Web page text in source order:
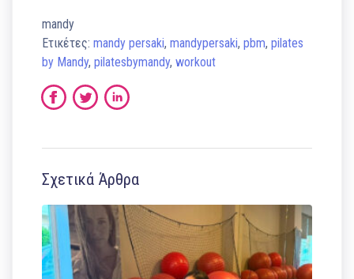
mandy
Ετικέτες:mandy persaki,mandypersaki,pbm,pilates
by Mandy,pilatesbymandy,workout
Σχετικά Άρθρα